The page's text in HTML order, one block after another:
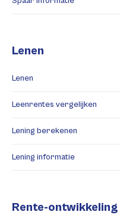
Lenen
Lenen
Leenrentes vergelijken
Lening berekenen
Lening informatie
Rente-ontwikkeling